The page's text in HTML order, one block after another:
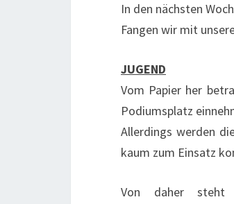
In den nächsten
Fangen wir mit
JUGEND
Vom Papier her
Podiumsplatz
Allerdings werden
kaum zum Einsatz
Von daher steht